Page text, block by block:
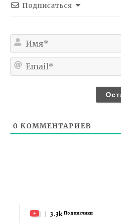
Подписаться
0 КОММЕНТАРИЕВ
3.3k Подписчики